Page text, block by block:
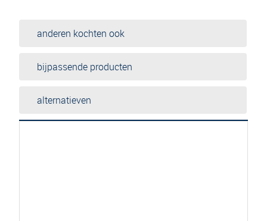
anderen kochten ook
bijpassende producten
alternatieven